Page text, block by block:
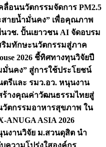
อนนวัตกรรมจัดการ PM2.5
ายน้ำมั่นคง” เพื่อคุณภาพ
นวช. ปั้นเยาวชน AI จัดอบรม
ริมทักษะนวัตกรรมสู่ภาค
2026 ชี้ทิศทางทุนวิจัยปี
มั่นคง” สู่การใช้ประโยชน์
ตรีและ รมว.อว. หนุนงาน
ร้างคุณค่าวัฒนธรรมไทยสู่
ตกรรมอาหารสุขภาพ ใน
ANUGA ASIA 2026
นงานวิจัย ม.สวนดุสิต นำ
ความโปร่งใสองค์กร